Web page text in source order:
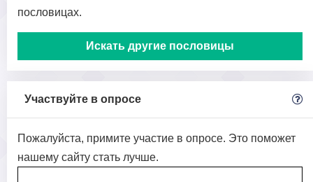
пословицах.
Искать другие пословицы
Участвуйте в опросе
Пожалуйста, примите участие в опросе. Это поможет
нашему сайту стать лучше.